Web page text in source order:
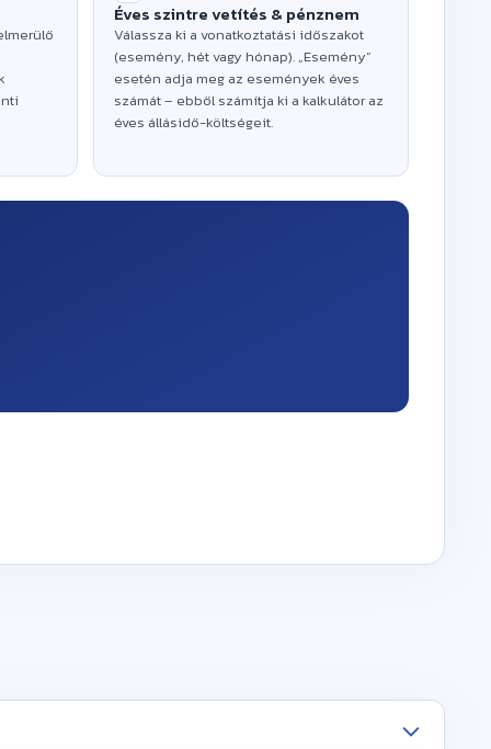
Éves szintre vetítés & pénznem
Válassza ki a vonatkoztatási időszakot
(esemény, hét vagy hónap). „Esemény”
esetén adja meg az események éves
számát – ebből számítja ki a kalkulátor az
éves állásidő-költségeit.